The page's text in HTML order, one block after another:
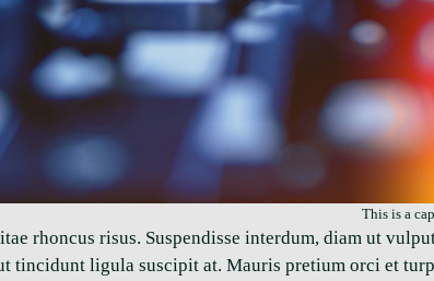
This is a
rhoncus risus. Suspendisse interdum, diam ut
tincidunt ligula suscipit at. Mauris pretium orci et